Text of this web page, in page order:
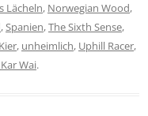
Lächeln, Norwegian Wood,
,Spanien,The Sixth Sense,
, unheimlich, Uphill Racer,
Wai.